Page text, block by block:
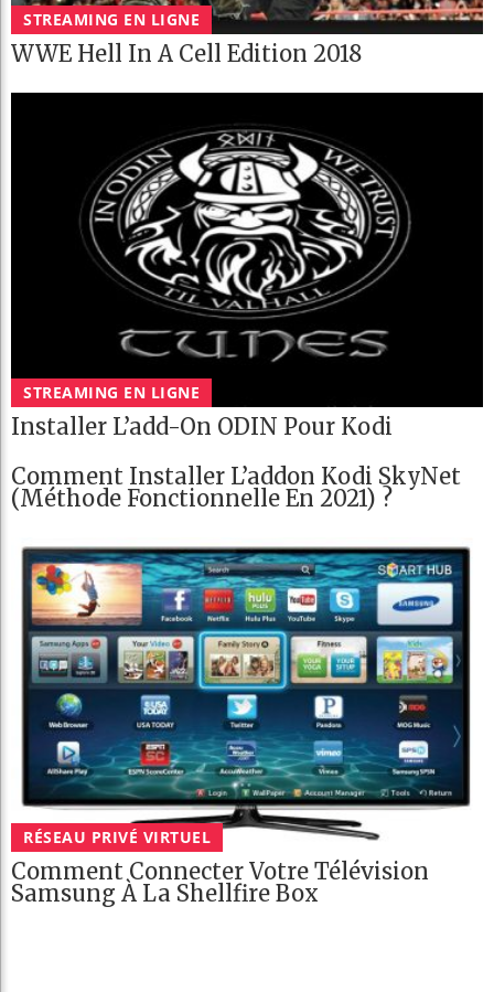
STREAMING EN LIGNE
WWE Hell In A Cell Edition 2018
STREAMING EN LIGNE
Installer L’add-On ODIN Pour Kodi
Comment Installer L’addon Kodi SkyNet
(méthode Fonctionnelle En 2021) ?
RÉSEAU PRIVÉ VIRTUEL
Comment Connecter Votre Télévision
Samsung À La Shellfire Box